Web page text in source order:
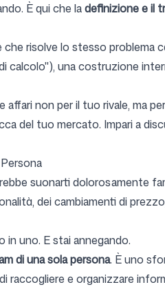
È qui che ladefinizione e il
risolve lo stesso problema
una costruzione
non per il tuo rivale, ma
del tuo mercato. Impari a
suonarti dolorosamente
dei cambiamenti di
uno. E stai annegando.
di una sola persona. È uno
e organizzare